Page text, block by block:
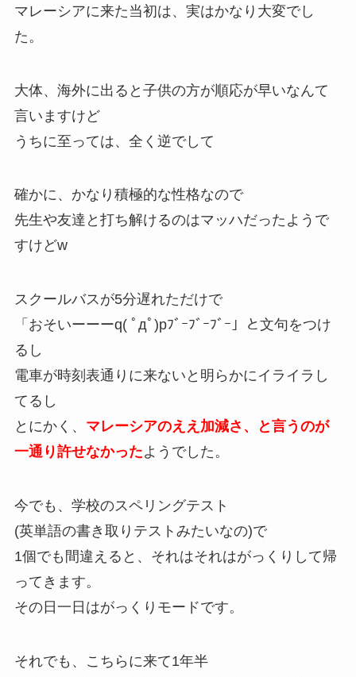
マレーシアに来た当初は、実はかなり大変でし
た。
大体、海外に出ると子供の方が順応が早いなんて
言いますけど
うちに至っては、全く逆でして
確かに、かなり積極的な性格なので
先生や友達と打ち解けるのはマッハだったようで
すけどw
スクールバスが5分遅れただけで
「おそいーーーq( ﾟдﾟ)pﾌﾞｰﾌﾞｰﾌﾞｰ」と文句をつけ
るし
電車が時刻表通りに来ないと明らかにイライラし
てるし
とにかく、 マレーシアのええ加減さ、と言うのが
一通り許せなかったようでした。
今でも、学校のスペリングテスト
(英単語の書き取りテストみたいなの)で
1個でも間違えると、それはそれはがっくりして帰
ってきます。
その日一日はがっくりモードです。
それでも、こちらに来て1年半